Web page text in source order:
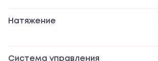
Натяжение
Система управления